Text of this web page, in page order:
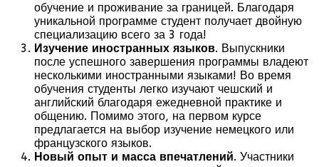
обучение и проживание за границей. Благодаря
уникальной программе студент получает двойную
специализацию всего за 3 года!
Изучение иностранных языков. Выпускники
после успешного завершения программы владеют
несколькими иностранными языками! Во время
обучения студенты легко изучают чешский и
английский благодаря ежедневной практике и
общению. Помимо этого, на первом курсе
предлагается на выбор изучение немецкого или
французского языков.
Новый опыт и масса впечатлений. Участники